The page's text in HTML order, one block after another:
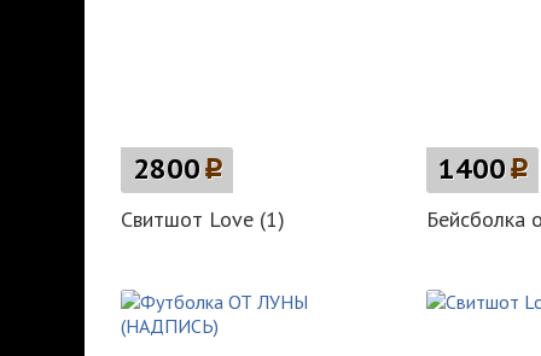
2800p
Свитшот Love (1)
1400p
Бейсболка